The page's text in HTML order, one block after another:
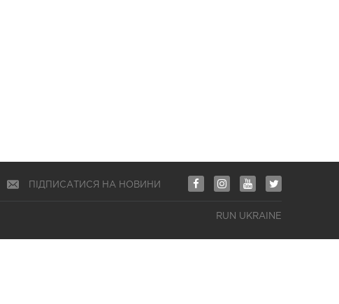
ПІДПИСАТИСЯ НА НОВИНИ
RUN UKRAINE